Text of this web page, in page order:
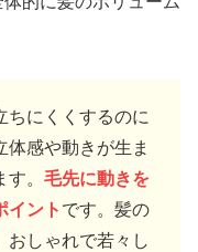
ちにくくするのに
感や動きが生ま
。 毛先に動きを
イント です。髪の
おしゃれで若々し